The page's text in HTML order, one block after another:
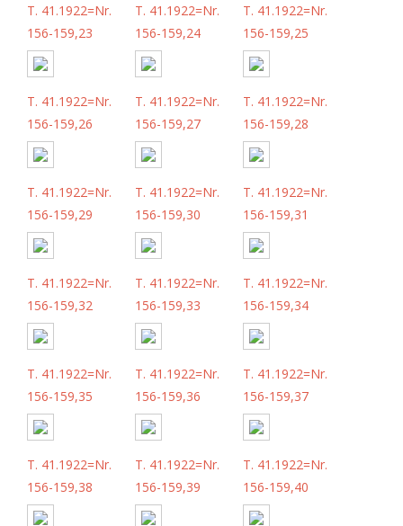
T. 41.1922=Nr.
156-159,23
T. 41.1922=Nr.
156-159,24
T. 41.1922=Nr.
156-159,25
T. 41.1922=Nr.
156-159,26
T. 41.1922=Nr.
156-159,27
T. 41.1922=Nr.
156-159,28
T. 41.1922=Nr.
156-159,29
T. 41.1922=Nr.
156-159,30
T. 41.1922=Nr.
156-159,31
T. 41.1922=Nr.
156-159,32
T. 41.1922=Nr.
156-159,33
T. 41.1922=Nr.
156-159,34
T. 41.1922=Nr.
156-159,35
T. 41.1922=Nr.
156-159,36
T. 41.1922=Nr.
156-159,37
T. 41.1922=Nr.
156-159,38
T. 41.1922=Nr.
156-159,39
T. 41.1922=Nr.
156-159,40